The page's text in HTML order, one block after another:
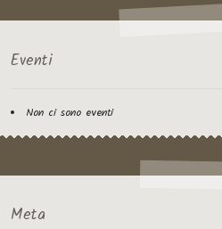
Eventi
Non ci sono eventi
Meta